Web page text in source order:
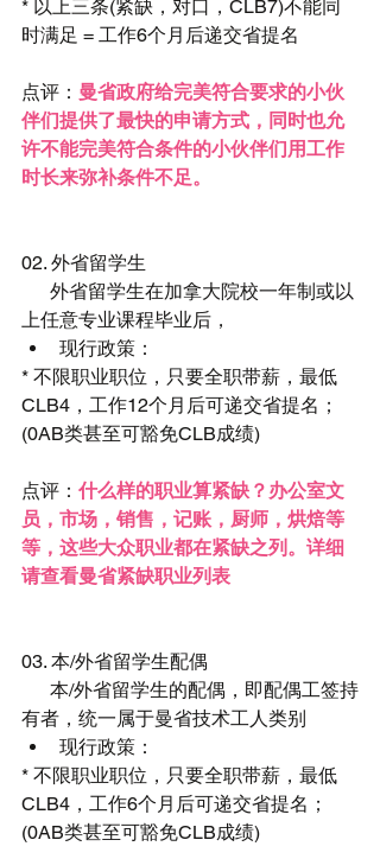
* 以上三条(紧缺，对口，CLB7)不能同
时满足 = 工作6个月后递交省提名
点评： 曼省政府给完美符合要求的小伙
伴们提供了最快的申请方式，同时也允
许不能完美符合条件的小伙伴们用工作
时长来弥补条件不足。
02. 外省留学生
上任意专业课程毕业后，
现行政策：
* 不限职业职位，只要全职带薪，最低
CLB4，工作12个月后可递交省提名；
(0AB类甚至可豁免CLB成绩)
点评： 什么样的职业算紧缺？办公室文
员，市场，销售，记账，厨师，烘焙等
等，这些大众职业都在紧缺之列。详细
请查看曼省紧缺职业列表
03. 本/外省留学生配偶
有者，统一属于曼省技术工人类别
现行政策：
* 不限职业职位，只要全职带薪，最低
CLB4，工作6个月后可递交省提名；
(0AB类甚至可豁免CLB成绩)